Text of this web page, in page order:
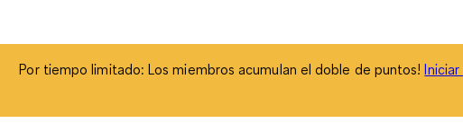
Por tiempo limitado: Los miembros acumulan el doble de puntos!